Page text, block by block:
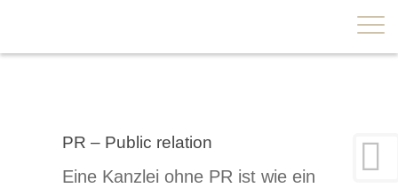
×
PR – Public relation
Eine Kanzlei ohne PR ist wie ein